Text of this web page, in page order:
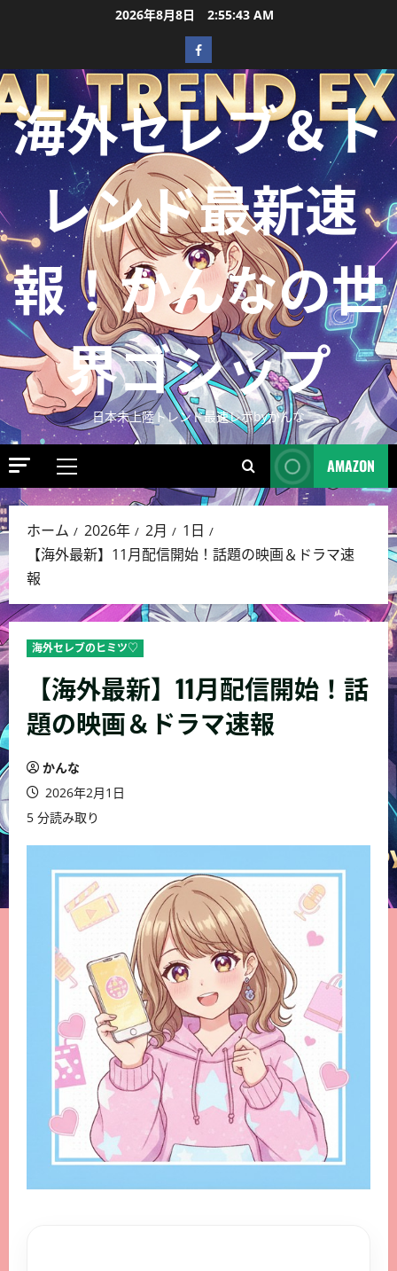
2026年8月8日 2:55:45 AM
海外セレブ＆ト
レンド最新速
報！かんなの世
界ゴシップ
日本未上陸トレンド最速レポbyかんな
AMAZON
ホーム 2026年 2月
1日
【海外最新】11月配信開始！話題の映画＆ドラマ速
報
海外セレブのヒミツ♡
【海外最新】11月配信開始！話
題の映画＆ドラマ速報
かんな
2026年2月1日
5 分読み取り